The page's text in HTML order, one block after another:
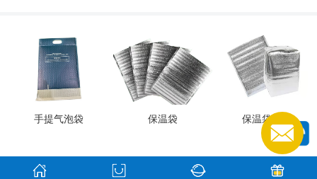
手提气泡袋 保温袋 保温袋产品